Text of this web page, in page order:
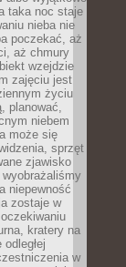
taka noc staje
nieba nie
poczekać, aż
aż chmury
wzejdzie
zajęciu jest
życiu
planować,
niebem
może się
sprzęt
zjawisko
niepewność
zostaje w
kratery na
w